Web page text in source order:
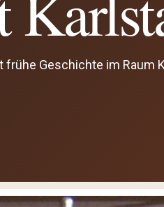
frühe Geschichte im Raum